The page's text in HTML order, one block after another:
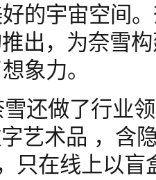
的宇宙空间
出，为奈雪
象力。
雪还做了行业
艺术品 ，含
只在线上以